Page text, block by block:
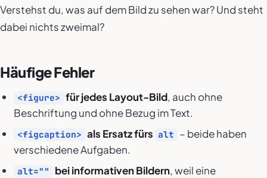
Verstehst du, was auf dem Bild zu sehen war? Und steht
dabei nichts zweimal?
Häufige Fehler
<figure> für jedes Layout-Bild, auch ohne
Beschriftung und ohne Bezug im Text.
<figcaption> als Ersatz fürs alt – beide haben
verschiedene Aufgaben.
alt="" bei informativen Bildern, weil eine